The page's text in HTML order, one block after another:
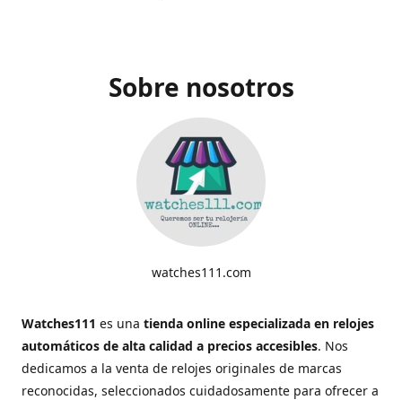
Sobre nosotros
watches111.com
Watches111 es una tienda online especializada en relojes
automáticos de alta calidad a precios accesibles. Nos
dedicamos a la venta de relojes originales de marcas
reconocidas, seleccionados cuidadosamente para ofrecer a